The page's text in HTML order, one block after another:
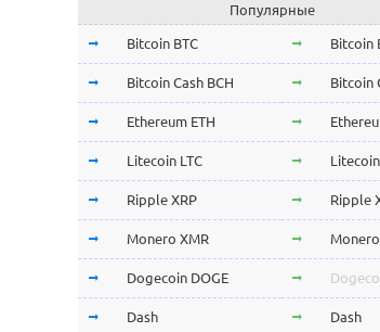
Популярные
Bitcoin BTC Bitcoin
Bitcoin Cash BCH Bitcoin
Ethereum ETH
Litecoin LTC Litecoin
Ripple XRP Ripple
Monero XMR
Dogecoin DOGE
Dash Dash